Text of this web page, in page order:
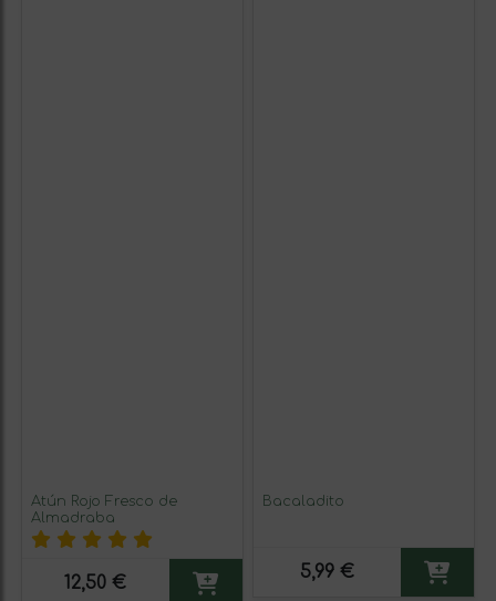
Atún Rojo Fresco de
Almadraba
12,50 €
Bacaladito
5,99 €